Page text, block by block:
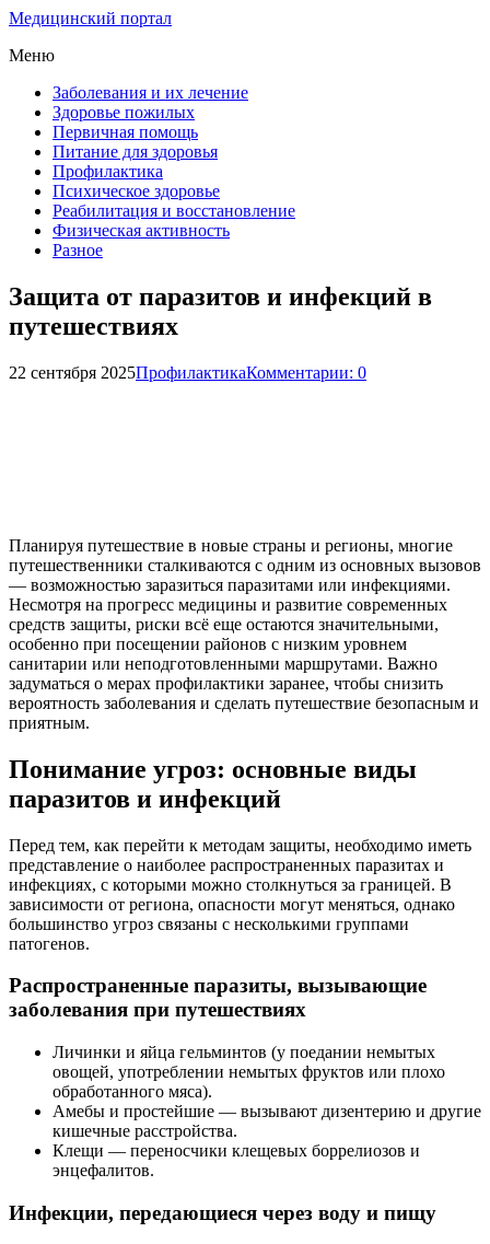
Медицинский портал
Меню
Заболевания и их лечение
Здоровье пожилых
Первичная помощь
Питание для здоровья
Профилактика
Психическое здоровье
Реабилитация и восстановление
Физическая активность
Разное
Защита от паразитов и инфекций в
путешествиях
22 сентября 2025ПрофилактикаКомментарии: 0
Планируя путешествие в новые страны и регионы, многие
путешественники сталкиваются с одним из основных вызовов
— возможностью заразиться паразитами или инфекциями.
Несмотря на прогресс медицины и развитие современных
средств защиты, риски всё еще остаются значительными,
особенно при посещении районов с низким уровнем
санитарии или неподготовленными маршрутами. Важно
задуматься о мерах профилактики заранее, чтобы снизить
вероятность заболевания и сделать путешествие безопасным и
приятным.
Понимание угроз: основные виды
паразитов и инфекций
Перед тем, как перейти к методам защиты, необходимо иметь
представление о наиболее распространенных паразитах и
инфекциях, с которыми можно столкнуться за границей. В
зависимости от региона, опасности могут меняться, однако
большинство угроз связаны с несколькими группами
патогенов.
Распространенные паразиты, вызывающие
заболевания при путешествиях
Личинки и яйца гельминтов (у поедании немытых
овощей, употреблении немытых фруктов или плохо
обработанного мяса).
Амебы и простейшие — вызывают дизентерию и другие
кишечные расстройства.
Клещи — переносчики клещевых боррелиозов и
энцефалитов.
Инфекции, передающиеся через воду и пищу